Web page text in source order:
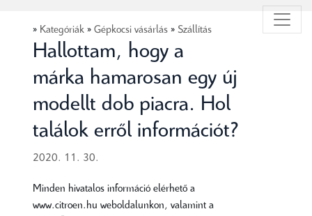
» Kategóriák » Gépkocsi vásárlás » Szállítás
Hallottam, hogy a
márka hamarosan egy új
modellt dob piacra. Hol
találok erről információt?
2020. 11. 30.
Minden hivatalos információ elérhető a
www.citroen.hu weboldalunkon, valamint a